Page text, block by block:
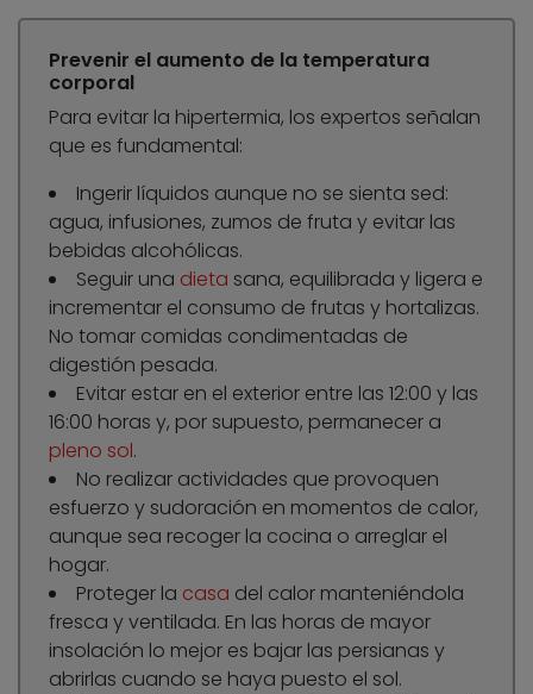
Prevenir el aumento de la temperatura
corporal
Para evitar la hipertermia, los expertos señalan
que es fundamental:
Ingerir líquidos aunque no se sienta sed:
agua, infusiones, zumos de fruta y evitar las
bebidas alcohólicas.
Seguir una dieta sana, equilibrada y ligera e
incrementar el consumo de frutas y hortalizas.
No tomar comidas condimentadas de
digestión pesada.
Evitar estar en el exterior entre las 12:00 y las
16:00 horas y, por supuesto, permanecer a
pleno sol.
No realizar actividades que provoquen
esfuerzo y sudoración en momentos de calor,
aunque sea recoger la cocina o arreglar el
hogar.
Proteger la casa del calor manteniéndola
fresca y ventilada. En las horas de mayor
insolación lo mejor es bajar las persianas y
abrirlas cuando se haya puesto el sol.